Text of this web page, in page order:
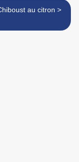
Tarte Chiboust au citron >